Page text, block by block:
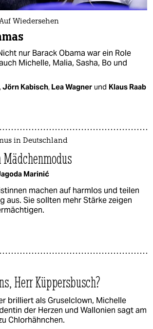
Wiedersehen
nur Barack Obama war ein Role
Michelle, Malia, Sasha, Bo und
,Jörn Kabisch, Lea Wagner und Klaus Raab
in Deutschland
Marinić
machen auf harmlos und teilen
aus. Sie sollten mehr Stärke zeigen
Herr Küppersbusch?
brilliert als Gruselclown, Michelle
der Herzen und Wallonien sagt am
Chlorhähnchen.